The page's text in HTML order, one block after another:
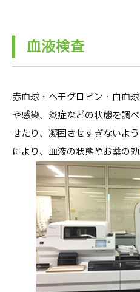
血液検査
赤血球・ヘモグロビン・白血
や感染、炎症などの状態を調
せたり、凝固させすぎないよ
により、血液の状態やお薬の効